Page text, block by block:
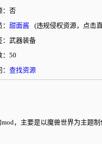
：否
甜面酱
(违规侵权资源，点击
：武器装备
：50
查找资源
，主要是以魔兽世界为主题